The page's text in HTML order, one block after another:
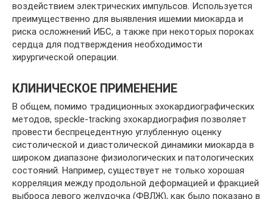
воздействием электрических импульсов. Используется
преимущественно для выявления ишемии миокарда и
риска осложнений ИБС, а также при некоторых пороках
сердца для подтверждения необходимости
хирургической операции.
КЛИНИЧЕСКОЕ ПРИМЕНЕНИЕ
В общем, помимо традиционных эхокардиографических
методов, speckle-tracking эхокардиография позволяет
провести беспрецедентную углубленную оценку
систолической и диастолической динамики миокарда в
широком диапазоне физиологических и патологических
состояний. Например, существует не только хорошая
корреляция между продольной деформацией и фракцией
выброса левого желудочка (ФВЛЖ), как было показано в